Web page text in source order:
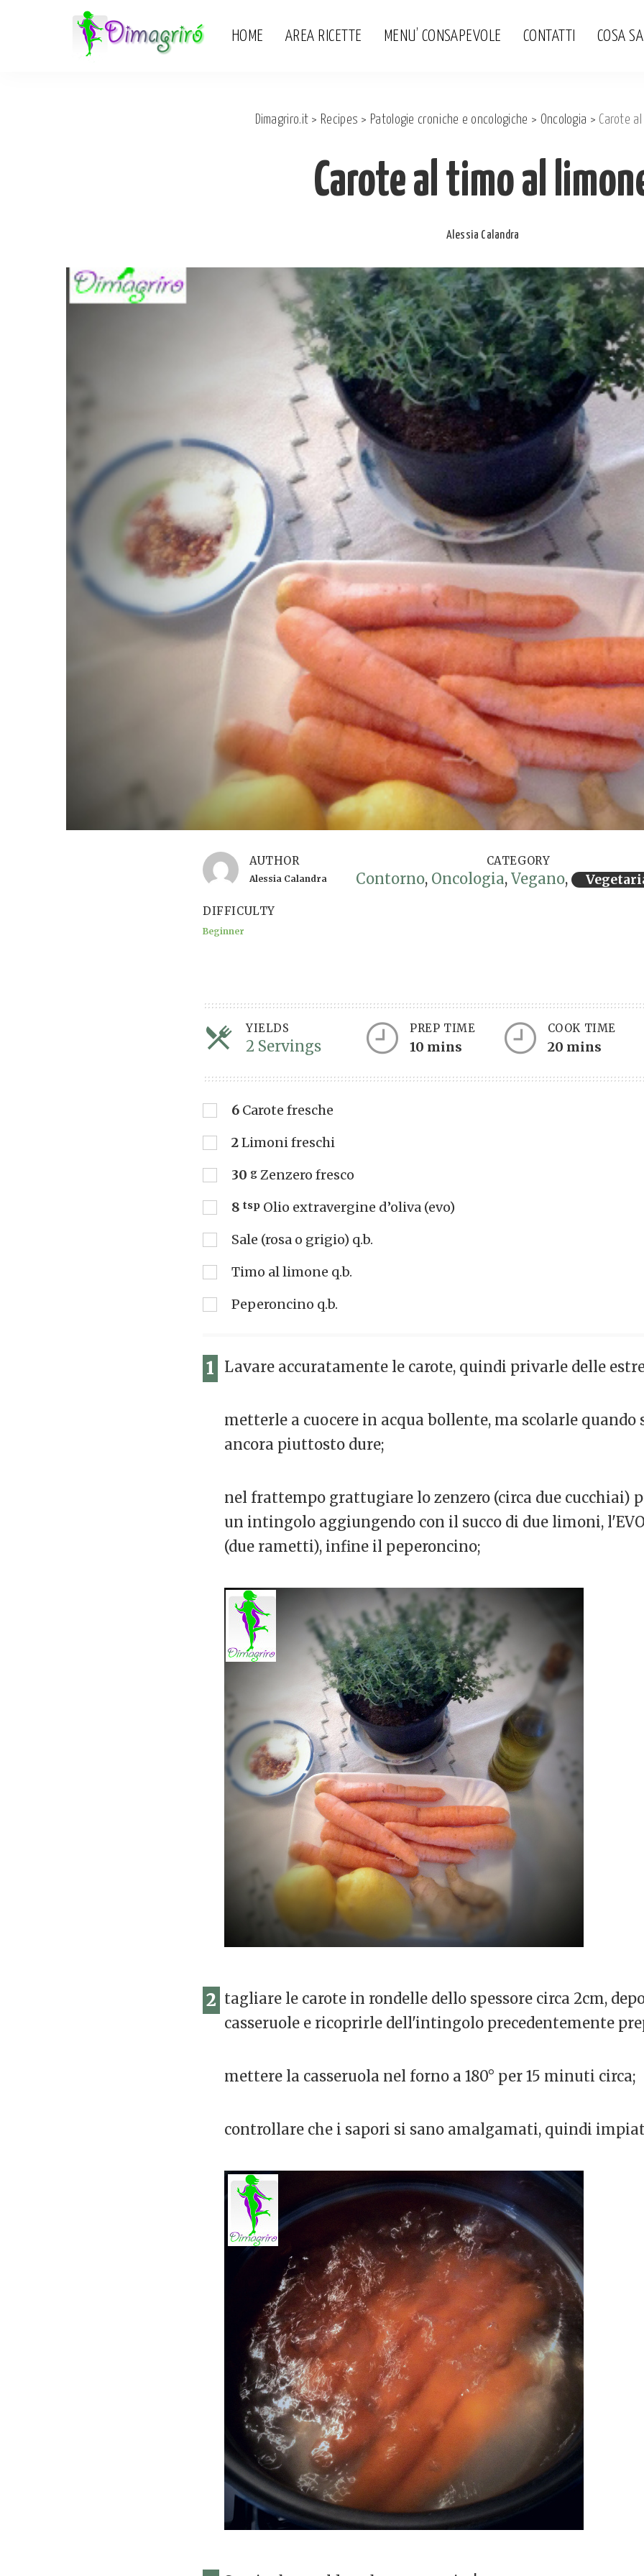
HOME AREA RICETTE MENU’ CONSAPEVOLE CONTATTI COSA
Dimagriro.it > Recipes > Patologie croniche e oncologiche > Oncologia > Carote
Carote al timo al
Posted
Alessia Calandra
AUTHOR
Alessia Calandra
CATEGORY
Contorno, Oncologia, Vegano,
DIFFICULTY
Beginner
YIELDS
2 ServingsServings
PREP TIME
10 mins
COOK TIME
20 mins
6 Carote fresche
2Limoni freschi
30 g Zenzero fresco
8 tsp Olio extravergine d’oliva (evo)
Sale (rosa o grigio) q.b.
Timo al limone q.b.
Peperoncino q.b.
1 Lavare accuratamente le carote, quindi privarle delle
metterle a cuocere in acqua bollente, ma scolarle quando
ancora piuttosto dure;
nel frattempo grattugiare lo zenzero (circa due cucchiai)
un intingolo aggiungendo con il succo di due limoni,
(due rametti), infine il peperoncino;
2 tagliare le carote in rondelle dello spessore circa 2cm,
casseruole e ricoprirle dell'intingolo precedentemente
mettere la casseruola nel forno a 180° per 15 minuti circa;
controllare che i sapori si sano amalgamati, quindi